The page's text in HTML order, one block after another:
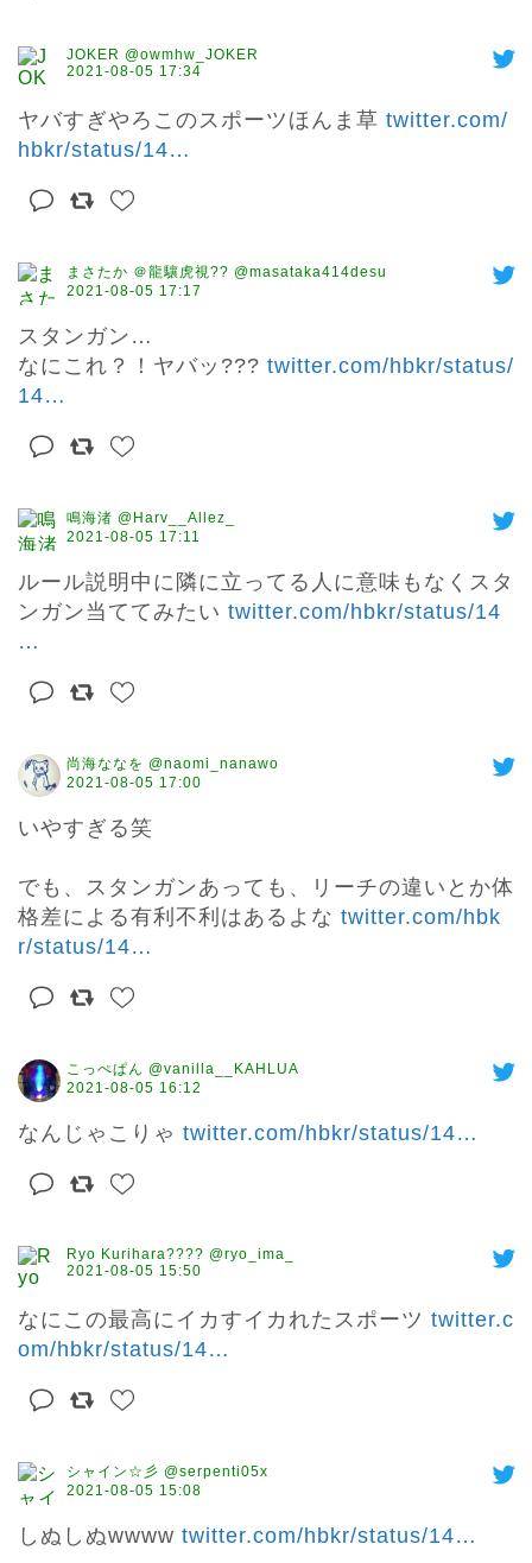
JOKER @owmhw_JOKER
2021-08-05 17:34
ヤバすぎやろこのスポーツほんま草 twitter.com/
hbkr/status/14…
まさたか ＠龍驤虎視?? @masataka414desu
2021-08-05 17:17
スタンガン…
なにこれ？！ヤバッ??? twitter.com/hbkr/status/
14…
鳴海渚 @Harv__Allez_
2021-08-05 17:11
ルール説明中に隣に立ってる人に意味もなくスタ
ンガン当ててみたい twitter.com/hbkr/status/14
…
尚海ななを @naomi_nanawo
2021-08-05 17:00
いやすぎる笑
でも、スタンガンあっても、リーチの違いとか体
格差による有利不利はあるよな twitter.com/hbk
r/status/14…
こっぺぱん @vanilla__KAHLUA
2021-08-05 16:12
なんじゃこりゃ twitter.com/hbkr/status/14…
Ryo Kurihara???? @ryo_ima_
2021-08-05 15:50
なにこの最高にイカすイカれたスポーツ twitter.c
om/hbkr/status/14…
シャイン☆彡 @serpenti05x
2021-08-05 15:08
しぬしぬwwww twitter.com/hbkr/status/14…